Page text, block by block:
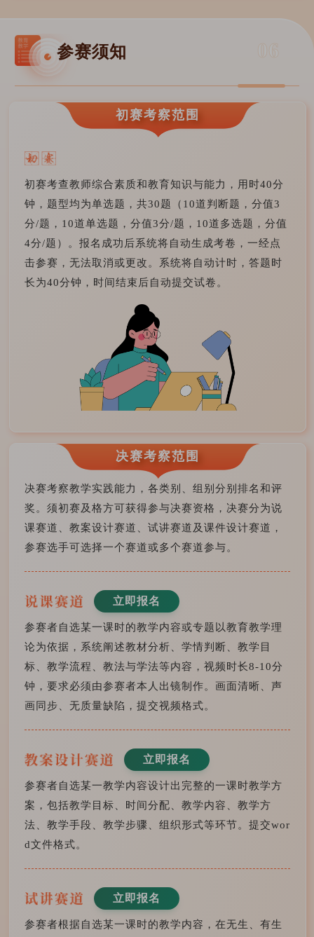
参赛须知 06
初赛考察范围
初赛考查教师综合素质和教育知识与能力，用时40分
钟，题型均为单选题，共30题（10道判断题，分值3
分/题，10道单选题，分值3分/题，10道多选题，分值
4分/题）。报名成功后系统将自动生成考卷，一经点
击参赛，无法取消或更改。系统将自动计时，答题时
长为40分钟，时间结束后自动提交试卷。
决赛考察范围
决赛考察教学实践能力，各类别、组别分别排名和评
奖。须初赛及格方可获得参与决赛资格，决赛分为说
课赛道、教案设计赛道、试讲赛道及课件设计赛道，
参赛选手可选择一个赛道或多个赛道参与。
立即报名
参赛者自选某一课时的教学内容或专题以教育教学理
论为依据，系统阐述教材分析、学情判断、教学目
标、教学流程、教法与学法等内容，视频时长8-10分
钟，要求必须由参赛者本人出镜制作。画面清晰、声
画同步、无质量缺陷，提交视频格式。
立即报名
参赛者自选某一教学内容设计出完整的一课时教学方
案，包括教学目标、时间分配、教学内容、教学方
法、教学手段、教学步骤、组织形式等环节。提交wor
d文件格式。
立即报名
参赛者根据自选某一课时的教学内容，在无生、有生